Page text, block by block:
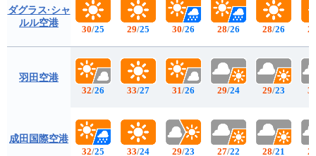
ダグラス·シャ
ルル空港
羽田空港
成田国際空港
30/25
32/26
32/25
29/25
33/27
33/24
30/26
31/26
29/23
28/26
29/24
27/22
28/26
29/23
28/21